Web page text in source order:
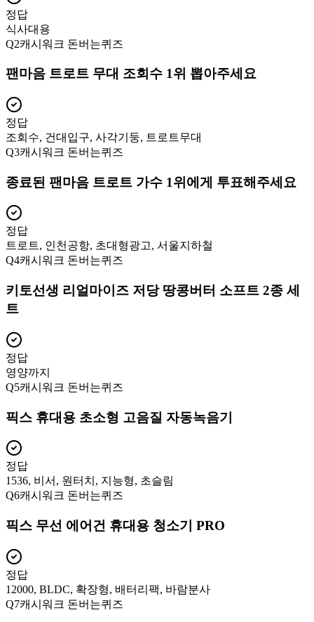
정답
식사대용
Q2캐시워크 돈버는퀴즈
팬마음 트로트 무대 조회수 1위 뽑아주세요
정답
조회수, 건대입구, 사각기둥, 트로트무대
Q3캐시워크 돈버는퀴즈
종료된 팬마음 트로트 가수 1위에게 투표해주세요
정답
트로트, 인천공항, 초대형광고, 서울지하철
Q4캐시워크 돈버는퀴즈
키토선생 리얼마이즈 저당 땅콩버터 소프트 2종 세
트
정답
영양까지
Q5캐시워크 돈버는퀴즈
픽스 휴대용 초소형 고음질 자동녹음기
정답
1536, 비서, 원터치, 지능형, 초슬림
Q6캐시워크 돈버는퀴즈
픽스 무선 에어건 휴대용 청소기 PRO
정답
12000, BLDC, 확장형, 배터리팩, 바람분사
Q7캐시워크 돈버는퀴즈